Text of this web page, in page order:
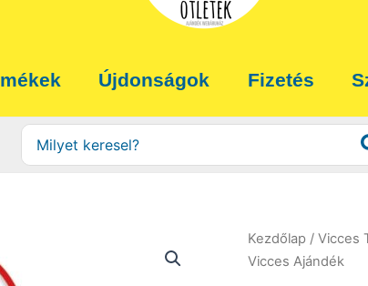
Újdonságok Fizetés
Search
for:
Kezdőlap / Vicces
Vicces Ajándék